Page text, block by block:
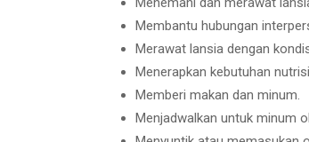
Membantu hubungan
Merawat lansia dengan
Menerapkan kebutuhan
Memberi makan dan minum.
Menjadwalkan untuk minum